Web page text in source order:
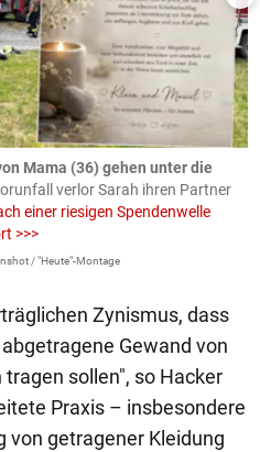
Mama (36) gehen unter die
verlor Sarah ihren Partner
einer riesigen Spendenwelle
>>>
/ "Heute"-Montage
Zynismus, dass
Gewand von
sollen", so Hacker
Praxis – insbesondere
von getragener Kleidung